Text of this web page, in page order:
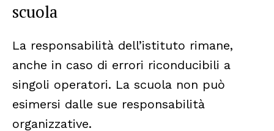
scuola
La responsabilità dell’istituto rimane,
anche in caso di errori riconducibili a
singoli operatori. La scuola non può
esimersi dalle sue responsabilità
organizzative.